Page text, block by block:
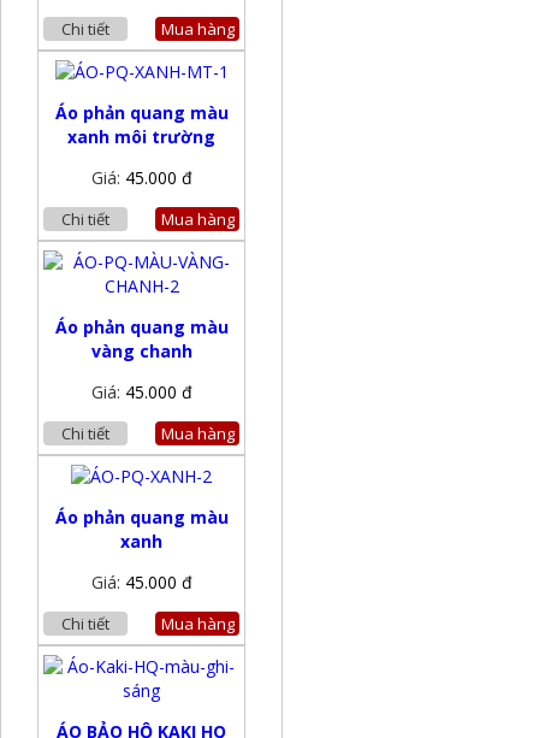
Chi tiết Mua hàng
Áo phản quang màu
xanh môi trường
Giá: 45.000 đ
Chi tiết Mua hàng
Áo phản quang màu
vàng chanh
Giá: 45.000 đ
Chi tiết Mua hàng
Áo phản quang màu
xanh
Giá: 45.000 đ
Chi tiết Mua hàng
ÁO BẢO HỘ KAKI HQ